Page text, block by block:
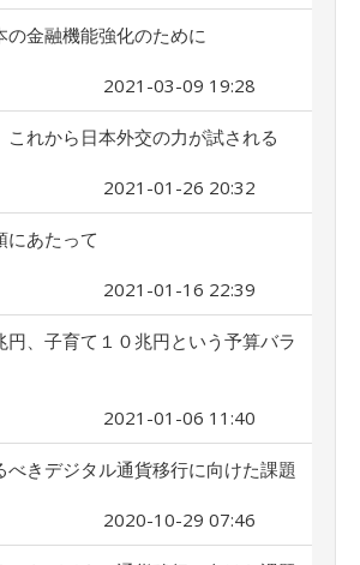
の金融機能強化のために
2021-03-09 19:28
これから日本外交の力が試される
2021-01-26 20:32
にあたって
2021-01-16 22:39
円、子育て１０兆円という予算バラ
2021-01-06 11:40
べきデジタル通貨移行に向けた課題
2020-10-29 07:46